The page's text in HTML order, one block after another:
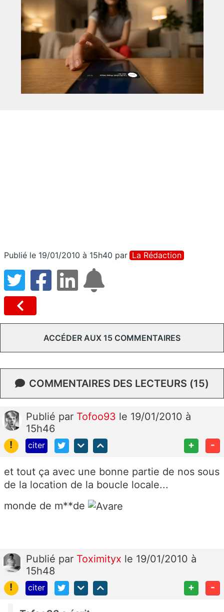
Publié le 19/01/2010 à 15h40 par La Rédaction
ACCÉDER AUX 15 COMMENTAIRES
COMMENTAIRES DES LECTEURS (15)
Publié par Tofoo93 le 19/01/2010 à
15h46
!
citer + -
et tout ça avec une bonne partie de nos sous
de la location de la boucle locale...
monde de m**de
Publié par Toximityx le 19/01/2010 à
15h48
!
citer + -